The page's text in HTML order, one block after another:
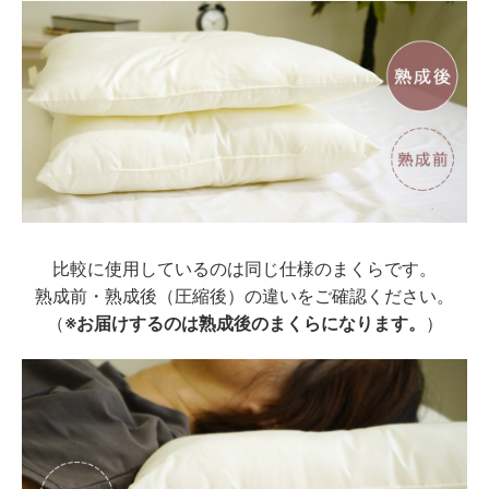
比較に使用しているのは同じ仕様のまくらです。
熟成前・熟成後（圧縮後）の違いをご確認ください。
（※お届けするのは熟成後のまくらになります。 ）